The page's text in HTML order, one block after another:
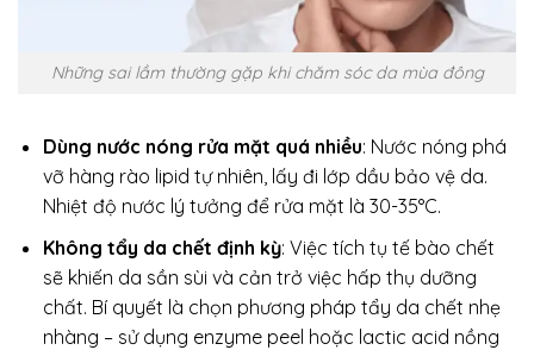
Những sai lầm thường gặp khi chăm sóc da mùa đông
Dùng nước nóng rửa mặt quá nhiều: Nước nóng phá
vỡ hàng rào lipid tự nhiên, lấy đi lớp dầu bảo vệ da.
Nhiệt độ nước lý tưởng để rửa mặt là 30-35°C.
Không tẩy da chết định kỳ: Việc tích tụ tế bào chết
sẽ khiến da sần sùi và cản trở việc hấp thụ dưỡng
chất. Bí quyết là chọn phương pháp tẩy da chết nhẹ
nhàng – sử dụng enzyme peel hoặc lactic acid nồng